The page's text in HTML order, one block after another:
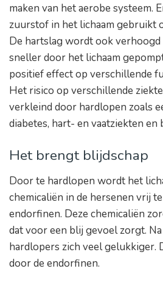
maken van het aerobe systeem.
zuurstof in het lichaam gebruikt
De hartslag wordt ook
sneller door het lichaam
positief effect op verschillende
Het risico op verschillende
verkleind door hardlopen zoals
diabetes, hart- en vaatziekten en
Het brengt blijdschap
Door te hardlopen wordt het
chemicaliën in de hersenen vrij
endorfinen. Deze chemicaliën
dat voor een blij gevoel zorgt.
hardlopers zich veel gelukkiger.
door de endorfinen.